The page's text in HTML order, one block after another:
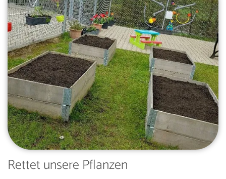
Rettet unsere Pflanzen